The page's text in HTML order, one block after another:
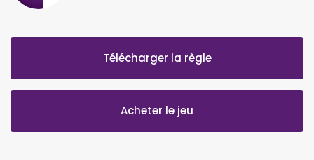
Télécharger la règle
Acheter le jeu